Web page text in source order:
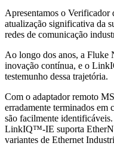
Apresentamos o
atualização significativa da
redes de comunicação
Ao longo dos anos, a Fluke
inovação contínua, e o
testemunho dessa trajetória.
Com o adaptador remoto
erradamente terminados
são facilmente
LinkIQ™-IE suporta
variantes de Ethernet